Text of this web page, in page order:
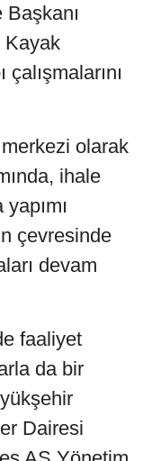
Kayak
olarak
ihale
çevresinde
devam
faaliyet
da bir
Dairesi